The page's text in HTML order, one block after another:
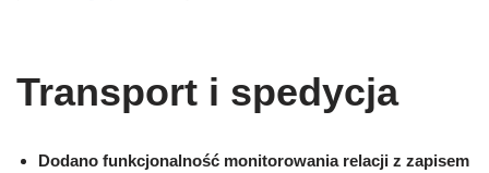
Transport i spedycja
Dodano funkcjonalność monitorowania relacji z zapisem